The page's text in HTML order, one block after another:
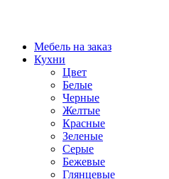
Мебель на заказ
Кухни
Цвет
Белые
Черные
Желтые
Красные
Зеленые
Серые
Бежевые
Глянцевые